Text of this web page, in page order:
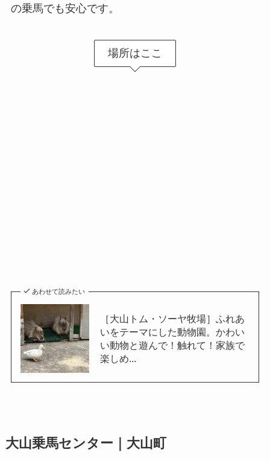
の乗馬でも安心です。
場所はここ
あわせて読みたい
［大山トム・ソーヤ牧場］ふれあ
いをテーマにした動物園。かわい
い動物と遊んで！触れて！家族で
楽しめ...
大山乗馬センター｜大山町